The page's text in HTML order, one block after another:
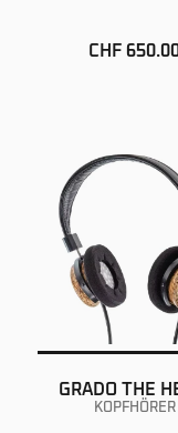
CHF
GRADO THE
KOPFHÖRER